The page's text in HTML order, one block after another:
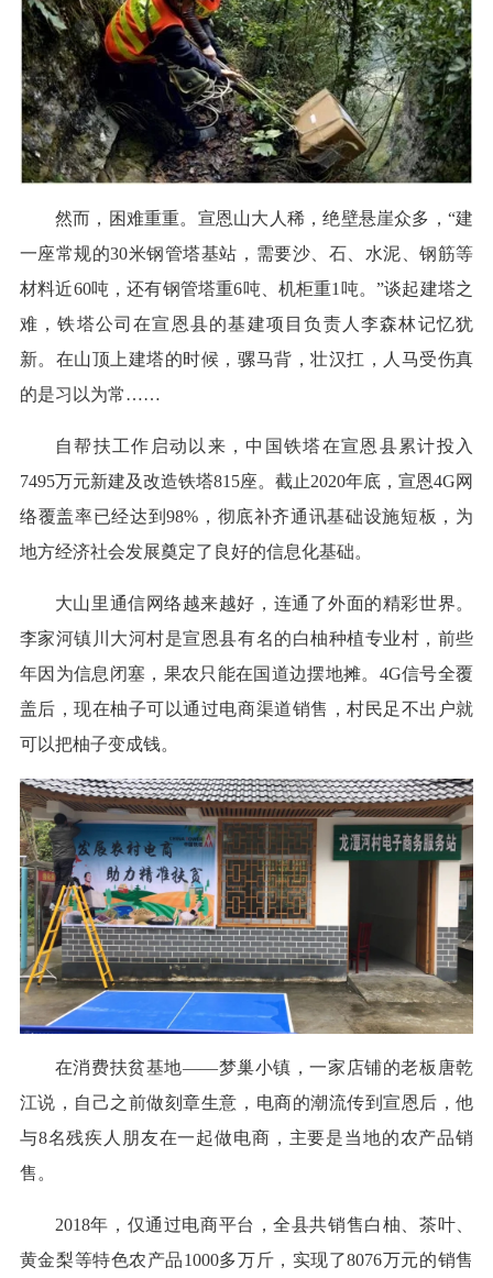
然而，困难重重。宣恩山大人稀，绝壁悬崖众多，“建
一座常规的30米钢管塔基站，需要沙、石、水泥、钢筋等
材料近60吨，还有钢管塔重6吨、机柜重1吨。”谈起建塔之
难，铁塔公司在宣恩县的基建项目负责人李森林记忆犹
新。在山顶上建塔的时候，骡马背，壮汉扛，人马受伤真
的是习以为常……
自帮扶工作启动以来，中国铁塔在宣恩县累计投入
7495万元新建及改造铁塔815座。截止2020年底，宣恩4G网
络覆盖率已经达到98%，彻底补齐通讯基础设施短板，为
地方经济社会发展奠定了良好的信息化基础。
大山里通信网络越来越好，连通了外面的精彩世界。
李家河镇川大河村是宣恩县有名的白柚种植专业村，前些
年因为信息闭塞，果农只能在国道边摆地摊。4G信号全覆
盖后，现在柚子可以通过电商渠道销售，村民足不出户就
可以把柚子变成钱。
在消费扶贫基地——梦巢小镇，一家店铺的老板唐乾
江说，自己之前做刻章生意，电商的潮流传到宣恩后，他
与8名残疾人朋友在一起做电商，主要是当地的农产品销
售。
2018年，仅通过电商平台，全县共销售白柚、茶叶、
黄金梨等特色农产品1000多万斤，实现了8076万元的销售